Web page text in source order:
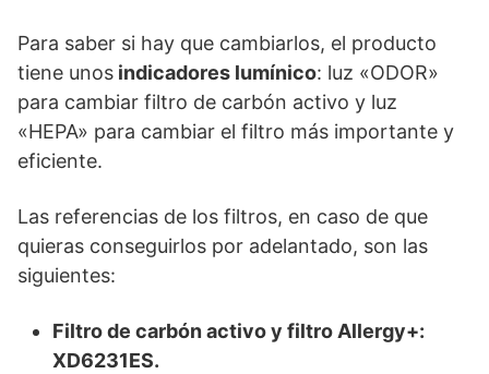
Para saber si hay que cambiarlos, el producto
tiene unos indicadores lumínico: luz «ODOR»
para cambiar filtro de carbón activo y luz
«HEPA» para cambiar el filtro más importante y
eficiente.
Las referencias de los filtros, en caso de que
quieras conseguirlos por adelantado, son las
siguientes:
Filtro de carbón activo y filtro Allergy+:
XD6231ES.